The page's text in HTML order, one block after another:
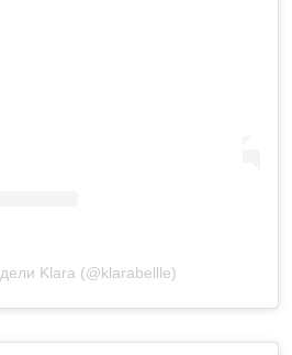
дели Klara (@klarabellle)